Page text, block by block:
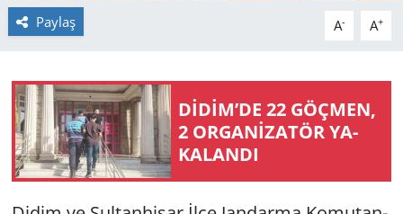
Paylaş A- A+
DİDİM’DE 22 GÖÇ­MEN,
2 OR­GA­Nİ­ZA­TÖR YA­
KA­LAN­DI
RESMİ İLANLAR
SİYASET
SPOR